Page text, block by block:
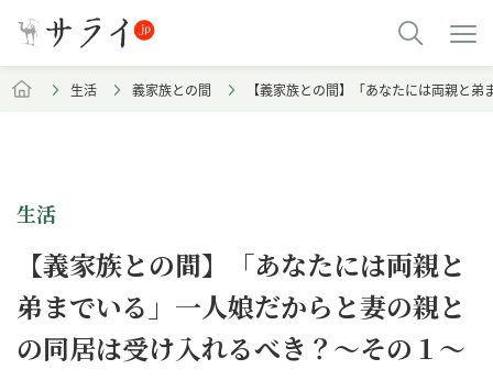
生活 義家族との間 【義家族との間】「あなたには両親と
生活
【義家族との間】「あなたには両親と
弟までいる」一人娘だからと妻の親と
の同居は受け入れるべき？～その１～